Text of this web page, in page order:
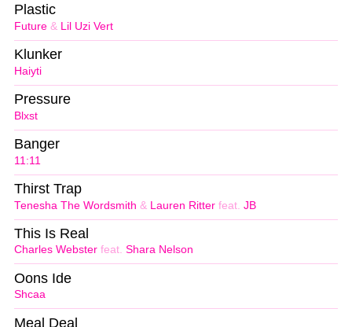
Future & Lil Uzi Vert
Plastic
Haiyti
Klunker
Blxst
Pressure
11:11
Banger
Tenesha The Wordsmith & Lauren Ritter feat. JB
Thirst Trap
Charles Webster feat. Shara Nelson
This Is Real
Shcaa
Oons Ide
Meal Deal